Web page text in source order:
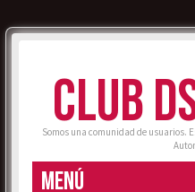
CLUB
Somos una comunidad de usuarios.
MENÚ